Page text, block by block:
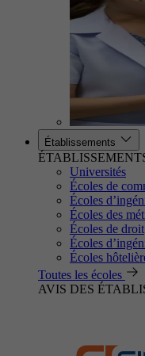
Établissements
Universités
Écoles de
Écoles
Écoles des
Écoles de droit
Écoles
Écoles
Toutes les écoles
AVIS DES